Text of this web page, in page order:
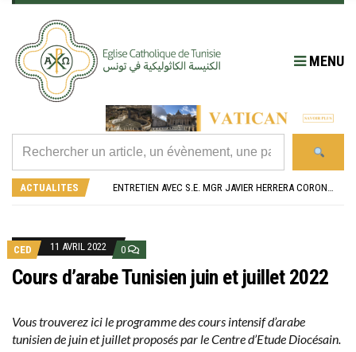
MENU
ACTUALITES
L’ÉCOLE JEANNE D’ARC CÉLÈBRE SES NOUVEAUX BACHELIERS : UNE TRADITION QUI RASSEMBLE
CED
11 AVRIL 2022 0
Cours d’arabe Tunisien juin et juillet 2022
Vous trouverez ici le programme des cours intensif d’arabe
tunisien de juin et juillet proposés par le Centre d’Etude Diocésain.